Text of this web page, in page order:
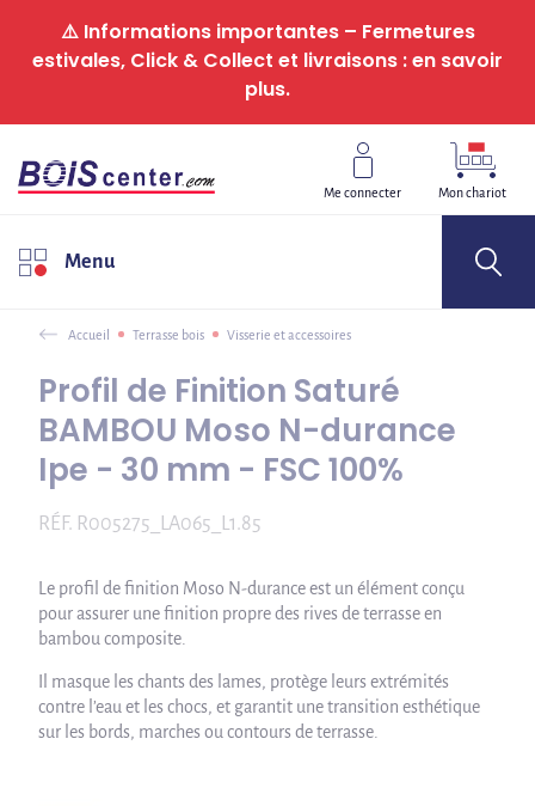
⚠️ Informations importantes – Fermetures
estivales, Click & Collect et livraisons : en savoir
plus.
Me connecter Mon chariot
Menu
Accueil Terrasse bois Visserie et accessoires
Profil de Finition Saturé
BAMBOU Moso N-durance
Ipe - 30 mm - FSC 100%
RÉF. R005275_LA065_L1.85
Le profil de finition Moso N-durance est un élément conçu
pour assurer une finition propre des rives de terrasse en
bambou composite.
Il masque les chants des lames, protège leurs extrémités
contre l’eau et les chocs, et garantit une transition esthétique
sur les bords, marches ou contours de terrasse.